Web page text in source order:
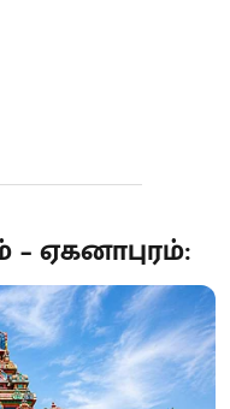
– ஏகனாபுரம்: